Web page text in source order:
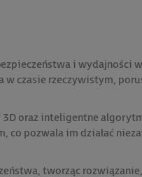
i wydajności
czasie rzeczywistym,
oraz inteligentne
pozwala im działać
tworząc